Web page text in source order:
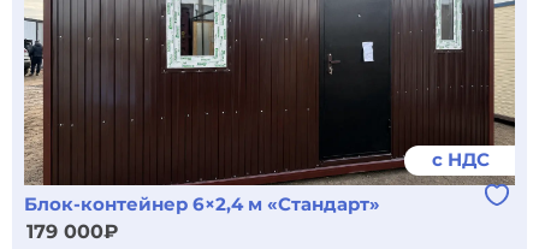
с НДС
Блок-контейнер 6×2,4 м «Стандарт»
179 000₽